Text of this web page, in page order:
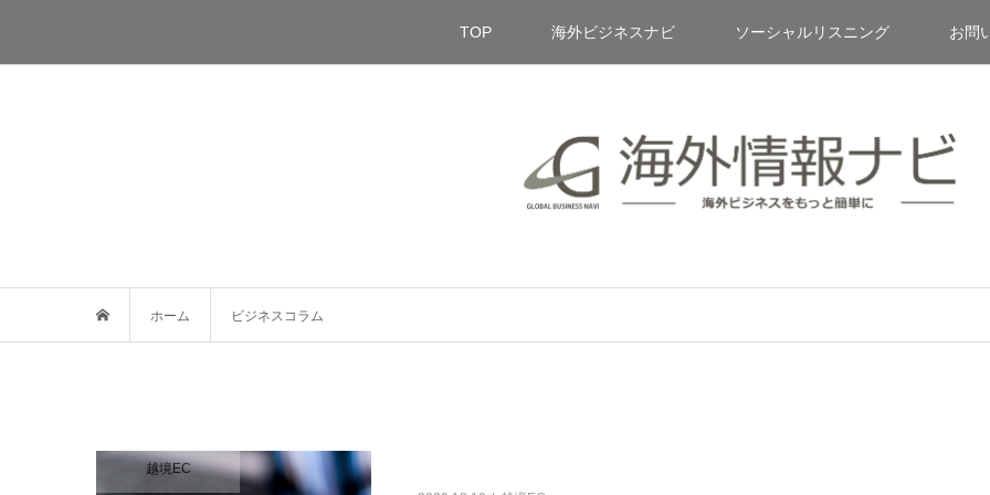
TOP 海外ビジネスナビ ソーシャルリスニング お問
ホーム ビジネスコラム
越境EC